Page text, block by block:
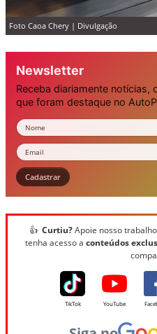
Foto Caoa Chery | Divulgação
Newsletter
Receba diariamente notícias,
que foram destaque no
Nome
Email
Cadastrar
👍 Curtiu?Apoie nosso
tenha acesso a conteúdos
TikTok YouTube